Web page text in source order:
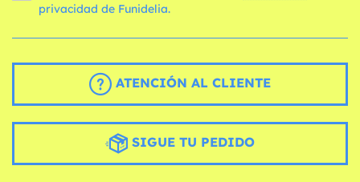
privacidad de Funidelia.
ATENCIÓN AL CLIENTE
SIGUE TU PEDIDO